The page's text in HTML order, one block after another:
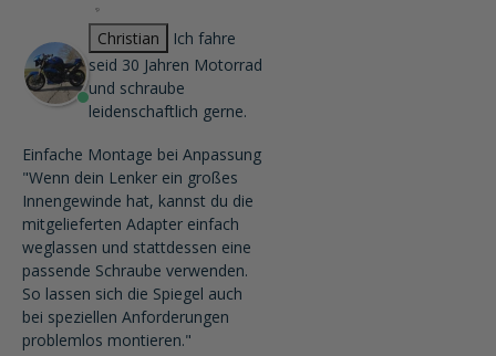
Christian
Ich fahre
seid 30 Jahren Motorrad
und schraube
leidenschaftlich gerne.
Einfache Montage bei Anpassung
"Wenn dein Lenker ein großes
Innengewinde hat, kannst du die
mitgelieferten Adapter einfach
weglassen und stattdessen eine
passende Schraube verwenden.
So lassen sich die Spiegel auch
bei speziellen Anforderungen
problemlos montieren."